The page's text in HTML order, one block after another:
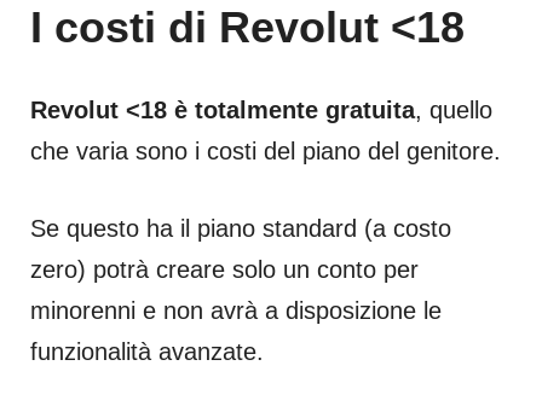
I costi di Revolut <18
Revolut <18 è totalmente gratuita, quello
che varia sono i costi del piano del genitore.
Se questo ha il piano standard (a costo
zero) potrà creare solo un conto per
minorenni e non avrà a disposizione le
funzionalità avanzate.